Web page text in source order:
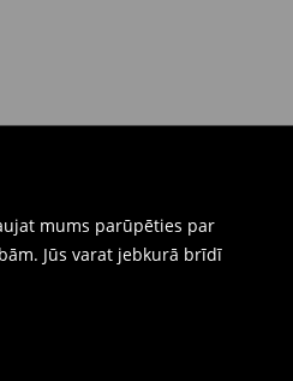
mums parūpēties par
Jūs varat jebkurā brīdī